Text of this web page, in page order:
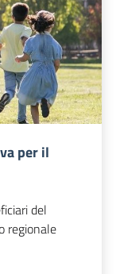
per il
del
regionale